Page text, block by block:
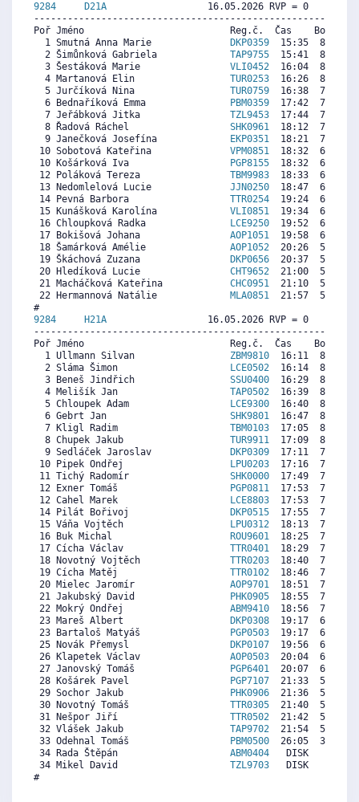
9284
D21A
16.05.2026 RVP = 0     IP
Poř Jméno                          Reg.č.  Čas    Body
  1 Smutná Anna Marie
DKP0359
15:35  8540
  2 Šimůnková Gabriela
TAP9755
15:41  8486
  3 Šestáková Marie
VLI0452
16:04  8281
  4 Martanová Elin
TUR0253
16:26  8085
  5 Jurčíková Nina
TUR0759
16:38  7979
  6 Bednaříková Emma
PBM0359
17:42  7408
  7 Jeřábková Jitka
TZL9453
17:44  7390
  8 Řadová Ráchel
SHK0961
18:12  7141
  9 Janečková Josefína
EKP0351
18:21  7061
10 Sobotová Kateřina VPM0851
18:32  6963
10 Košárková Iva
PGP8155
18:32  6963
12 Poláková Tereza TBM9983
18:33  6954
13 Nedomlelová Lucie JJN0250
18:47  6829
14 Pevná Barbora TTR0254
19:24  6499
15 Kunášková Karolína VLI0851
19:34  6410
16 Chloupková Radka
LCE9250
19:52  6250
17 Bokišová Johana AOP1051
19:58  6196
18 Šamárková Amélie AOP1052
20:26  5947
19 Škáchová Zuzana
DKP0656
20:37  5849
20 Hledíková Lucie CHT9652
21:00  5644
21 Macháčková Kateřina CHC0951
21:10  5555
22 Hermannová Natálie MLA0851
21:57  5136
9284
H21A
16.05.2026 RVP = 0     IP
Poř Jméno                          Reg.č.  Čas    Body
  1 Ullmann Silvan
ZBM9810
16:11  8509
  2 Sláma Šimon
LCE0502
16:14  8483
  3 Beneš Jindřich
SSU0400
16:29  8354
  4 Melišík Jan
TAP0502
16:39  8267
  5 Chloupek Adam
LCE9300
16:40  8259
  6 Gebrt Jan
SHK9801
16:47  8198
  7 Kligl Radim
TBM0103
17:05  8043
  8 Chupek Jakub
TUR9911
17:09  8008
  9 Sedláček Jaroslav
DKP0309
17:11  7991
10 Pipek Ondřej
LPU0203
17:16  7948
11 Tichý Radomír SHK0000
17:49  7663
12 Exner Tomáš
PGP0811
17:53  7628
12 Cahel Marek
LCE8803
17:53  7628
14 Pilát Bořivoj
DKP0515
17:55  7611
15 Váňa Vojtěch
LPU0312
18:13  7455
16 Buk Michal
ROU9601
18:25  7352
17 Cícha Václav TTR0401
18:29  7317
18 Novotný Vojtěch TTR0203
18:40  7222
19 Cícha Matěj TTR0102
18:46  7170
20 Mielec Jaromír AOP9701
18:51  7127
21 Jakubský David
PHK0905
18:55  7092
22 Mokrý Ondřej ABM9410
18:56  7084
23 Mareš Albert
DKP0308
19:17  6902
23 Bartaloš Matyáš
PGP0503
19:17  6902
25 Novák Přemysl
DKP0107
19:56  6565
26 Klapetek Václav AOP0503
20:04  6496
27 Janovský Tomáš
PGP6401
20:07  6470
28 Košárek Pavel
PGP7107
21:33  5727
29 Sochor Jakub
PHK0906
21:36  5702
30 Novotný Tomáš TTR0305
21:40  5667
31 Nešpor Jiří TTR0502
21:42  5650
32 Vlášek Jakub TAP9702
21:54  5546
33 Odehnal Tomáš
PBM0500
26:05  3378
34 Rada Štěpán ABM0404
DISK     0
34 Mikel David TZL9703
DISK     0
#